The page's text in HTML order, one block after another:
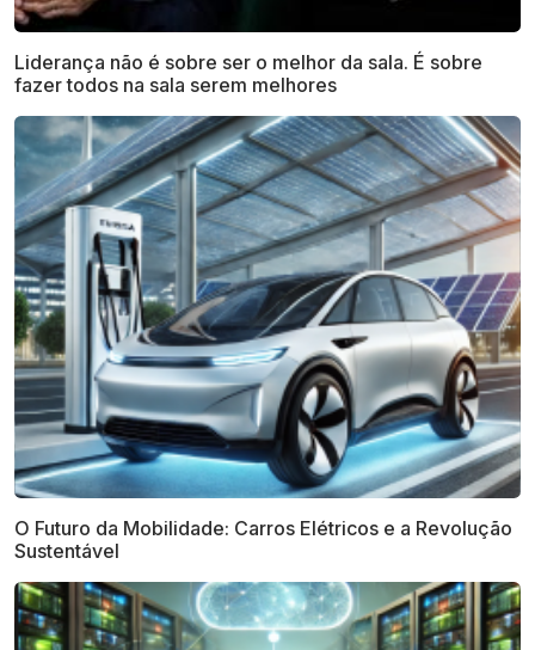
Liderança não é sobre ser o melhor da sala. É sobre
fazer todos na sala serem melhores
O Futuro da Mobilidade: Carros Elétricos e a Revolução
Sustentável